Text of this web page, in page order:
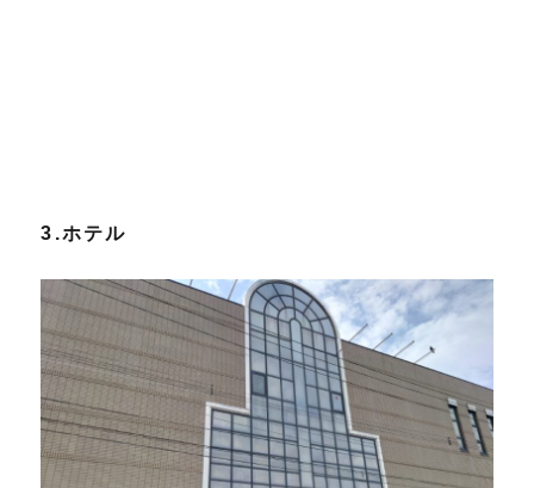
3.ホテル